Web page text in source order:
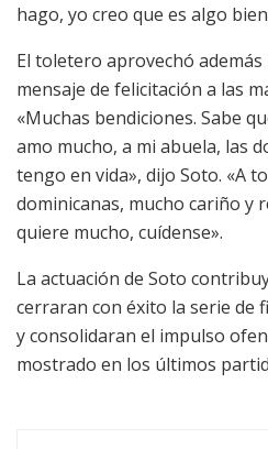
hago, yo creo que es algo
El toletero aprovechó
mensaje de felicitación a las
«Muchas bendiciones. Sabe
amo mucho, a mi abuela, las
tengo en vida», dijo Soto. «A
dominicanas, mucho cariño y
quiere mucho, cuídense».
La actuación de Soto
cerraran con éxito la serie de
y consolidaran el impulso
mostrado en los últimos